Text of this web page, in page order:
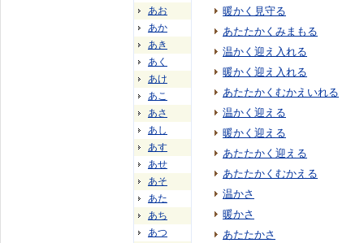
あお
あか
あき
あく
あけ
あこ
あさ
あし
あす
あせ
あそ
あた
あち
あつ
暖かく見守る
あたたかくみまもる
温かく迎え入れる
暖かく迎え入れる
あたたかくむかえいれる
温かく迎える
暖かく迎える
あたたかく迎える
あたたかくむかえる
温かさ
暖かさ
あたたかさ